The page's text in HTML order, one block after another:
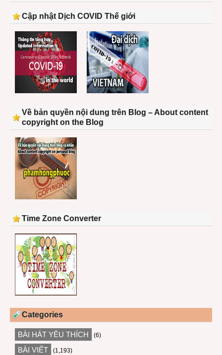
Cập nhật Dịch COVID Thế giới
Về bản quyền nội dung trên Blog – About content
copyright on the Blog
Time Zone Converter
Categories
BÀI HÁT YÊU THÍCH (6)
BÀI VIẾT (1,193)